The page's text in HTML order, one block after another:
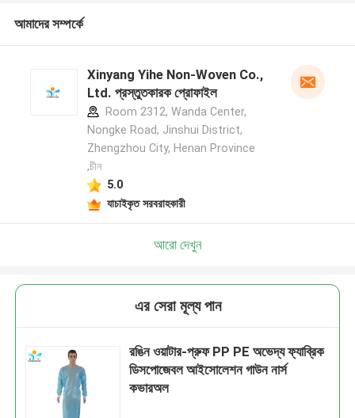
আমাদের সম্পর্কে
Xinyang Yihe Non-Woven Co.,
Ltd. প্রস্তুতকারক প্রোফাইল
Room 2312, Wanda Center,
Nongke Road, Jinshui District,
Zhengzhou City, Henan Province
,চীন
5.0
যাচাইকৃত সরবরাহকারী
আরো দেখুন
এর সেরা মূল্য পান
রঙিন ওয়াটার-প্রুফ PP PE অভেদ্য ফ্যাব্রিক
ডিসপোজেবল আইসোলেশন গাউন নার্স
কভারঅল